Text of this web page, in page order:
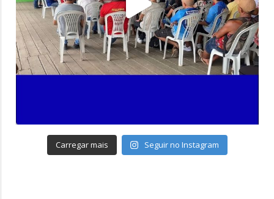
Carregar mais Seguir no Instagram